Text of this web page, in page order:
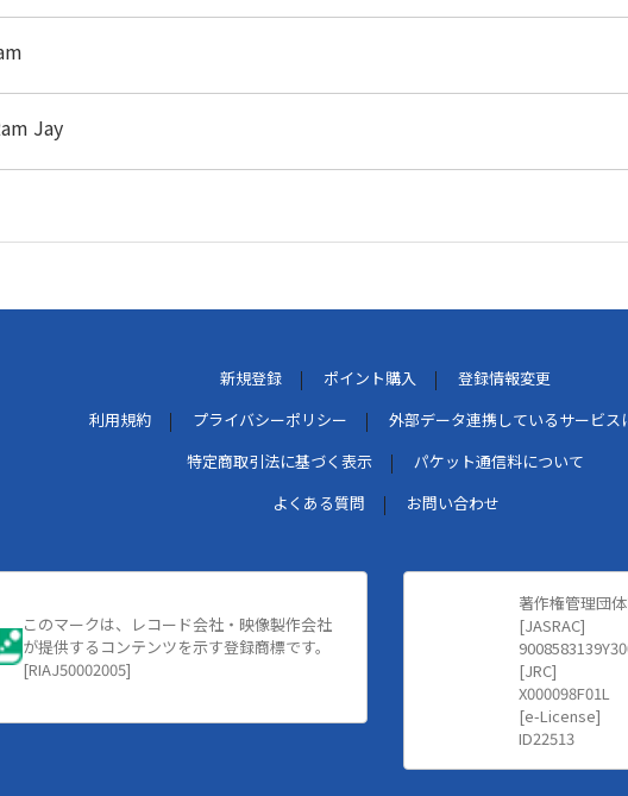
Jay
新規登録 ポイント購入
登録情報変更
利用規約
プライバシーポリシー
外部データ連携しているサービス
特定商取引法に基づく表示
パケット通信料について
よくある質問
お問い合わせ
このマークは、レコード会社・映像製作会社
が提供するコンテンツを示す登録商標です。
[RIAJ50002005]
著作権管理団
[JASRAC]
[JRC]
X000098F01L
[e-License]
ID22513